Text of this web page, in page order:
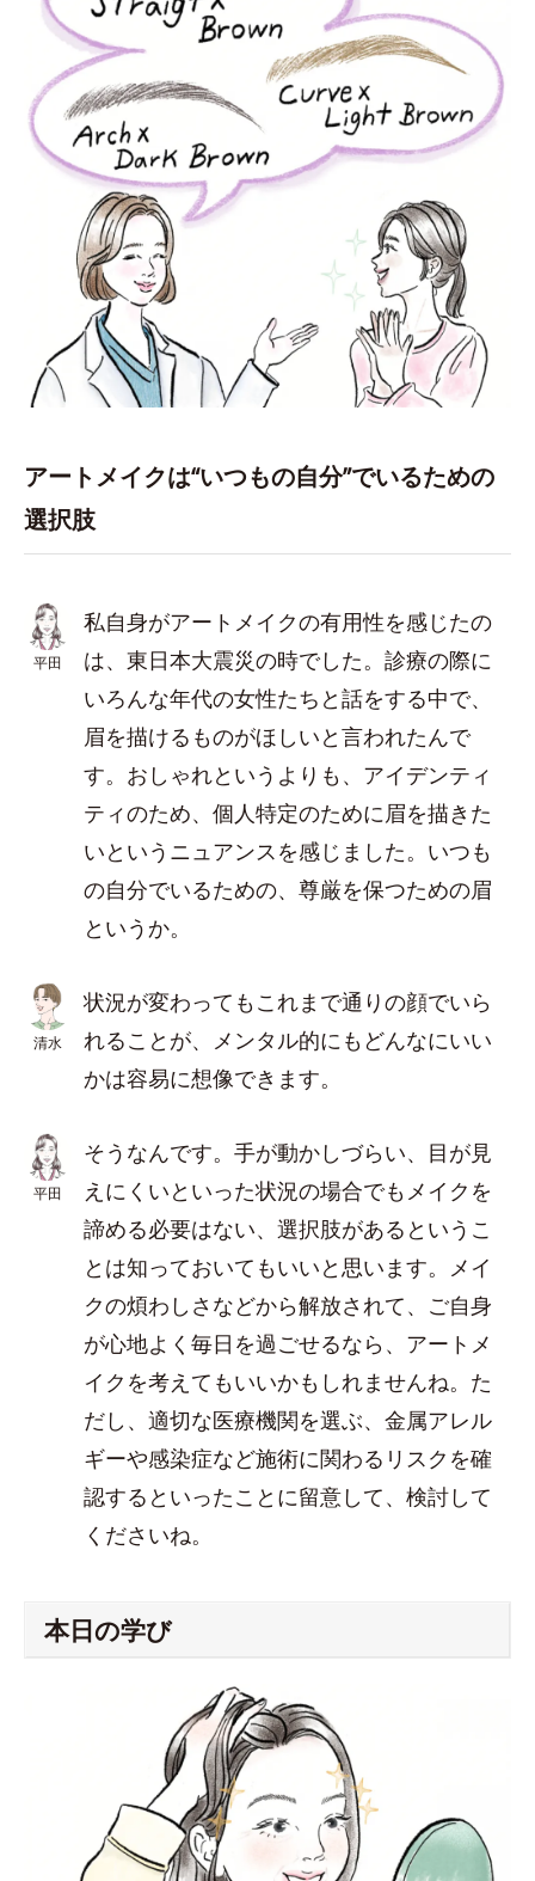
アートメイクは“いつもの自分”でいるための
選択肢
平田
私自身がアートメイクの有用性を感じたの
は、東日本大震災の時でした。診療の際に
いろんな年代の女性たちと話をする中で、
眉を描けるものがほしいと言われたんで
す。おしゃれというよりも、アイデンティ
ティのため、個人特定のために眉を描きた
いというニュアンスを感じました。いつも
の自分でいるための、尊厳を保つための眉
というか。
清水
状況が変わってもこれまで通りの顔でいら
れることが、メンタル的にもどんなにいい
かは容易に想像できます。
平田
そうなんです。手が動かしづらい、目が見
えにくいといった状況の場合でもメイクを
諦める必要はない、選択肢があるというこ
とは知っておいてもいいと思います。メイ
クの煩わしさなどから解放されて、ご自身
が心地よく毎日を過ごせるなら、アートメ
イクを考えてもいいかもしれませんね。た
だし、適切な医療機関を選ぶ、金属アレル
ギーや感染症など施術に関わるリスクを確
認するといったことに留意して、検討して
くださいね。
本日の学び